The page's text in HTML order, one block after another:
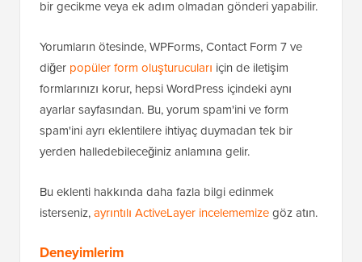
bir gecikme veya ek adım olmadan gönderi yapabilir.
Yorumların ötesinde, WPForms, Contact Form 7 ve
diğer popüler form oluşturucuları için de iletişim
formlarınızı korur, hepsi WordPress içindeki aynı
ayarlar sayfasından. Bu, yorum spam'ini ve form
spam'ini ayrı eklentilere ihtiyaç duymadan tek bir
yerden halledebileceğiniz anlamına gelir.
Bu eklenti hakkında daha fazla bilgi edinmek
isterseniz,ayrıntılı ActiveLayer incelememizegöz atın.
Deneyimlerim